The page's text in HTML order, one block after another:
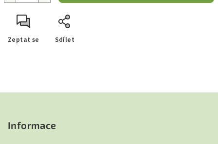
Zeptat se Sdílet
Informace